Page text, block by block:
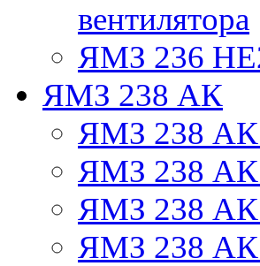
вентилятора
ЯМЗ 236 НЕ2
ЯМЗ 238 АК
ЯМЗ 238 АК
ЯМЗ 238 АК
ЯМЗ 238 АК
ЯМЗ 238 АК